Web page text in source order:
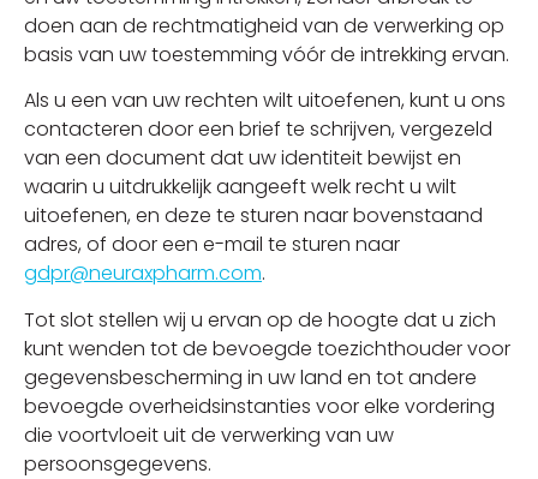
doen aan de rechtmatigheid van de verwerking op
basis van uw toestemming vóór de intrekking ervan.
Als u een van uw rechten wilt uitoefenen, kunt u ons
contacteren door een brief te schrijven, vergezeld
van een document dat uw identiteit bewijst en
waarin u uitdrukkelijk aangeeft welk recht u wilt
uitoefenen, en deze te sturen naar bovenstaand
adres, of door een e-mail te sturen naar
gdpr@neuraxpharm.com.
Tot slot stellen wij u ervan op de hoogte dat u zich
kunt wenden tot de bevoegde toezichthouder voor
gegevensbescherming in uw land en tot andere
bevoegde overheidsinstanties voor elke vordering
die voortvloeit uit de verwerking van uw
persoonsgegevens.